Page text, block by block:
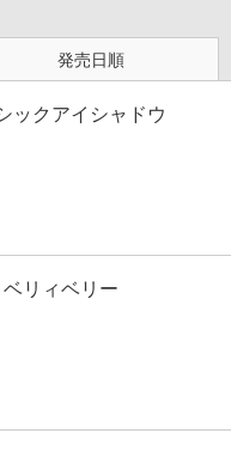
発売日順
ックアイシャドウ
リィベリー